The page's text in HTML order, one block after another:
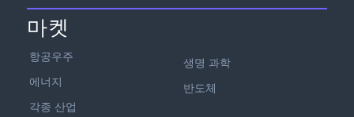
마켓
항공우주
에너지
각종 산업
생명 과학
반도체